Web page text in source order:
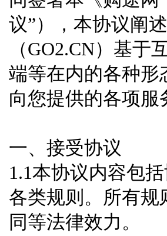
议”），本协议阐
（GO2.CN）基
端等在内的各种形
向您提供的各项服
一、接受协议
1.1本协议内容包
各类规则。所有
同等法律效力。